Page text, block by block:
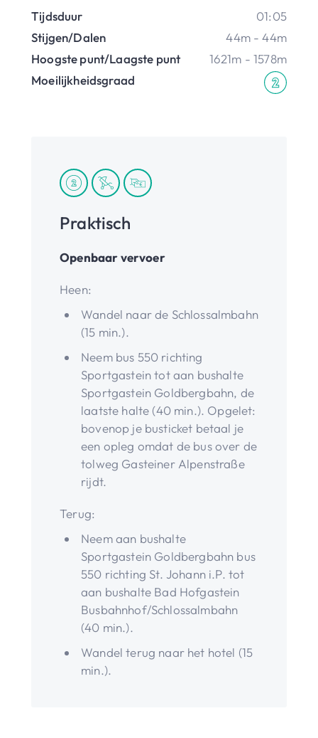
Tijdsduur
01:05
Stijgen/Dalen
44m - 44m
Hoogste punt/Laagste punt
1621m - 1578m
Moeilijkheidsgraad
Praktisch
Openbaar vervoer
Heen:
Wandel naar de Schlossalmbahn
(15 min.).
Neem bus 550 richting
Sportgastein tot aan bushalte
Sportgastein Goldbergbahn, de
laatste halte (40 min.). Opgelet:
bovenop je busticket betaal je
een opleg omdat de bus over de
tolweg Gasteiner Alpenstraße
rijdt.
Terug:
Neem aan bushalte
Sportgastein Goldbergbahn bus
550 richting St. Johann i.P. tot
aan bushalte Bad Hofgastein
Busbahnhof/Schlossalmbahn
(40 min.).
Wandel terug naar het hotel (15
min.).